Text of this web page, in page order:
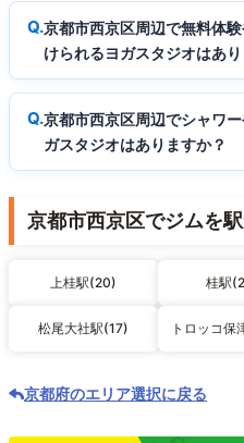
京都市西京区周辺で無料体
けられるヨガスタジオはあり
京都市西京区周辺でシャワ
ガスタジオはありますか？
京都市西京区でジムを
上桂駅(20) 桂駅
松尾大社駅(17) トロッコ保
京都府のエリア選択に戻る